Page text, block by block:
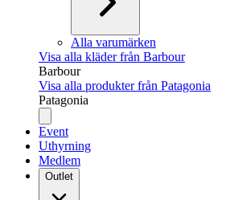
Alla varumärken
Visa alla kläder från Barbour
Barbour
Visa alla produkter från Patagonia
Patagonia
Event
Uthyrning
Medlem
Outlet